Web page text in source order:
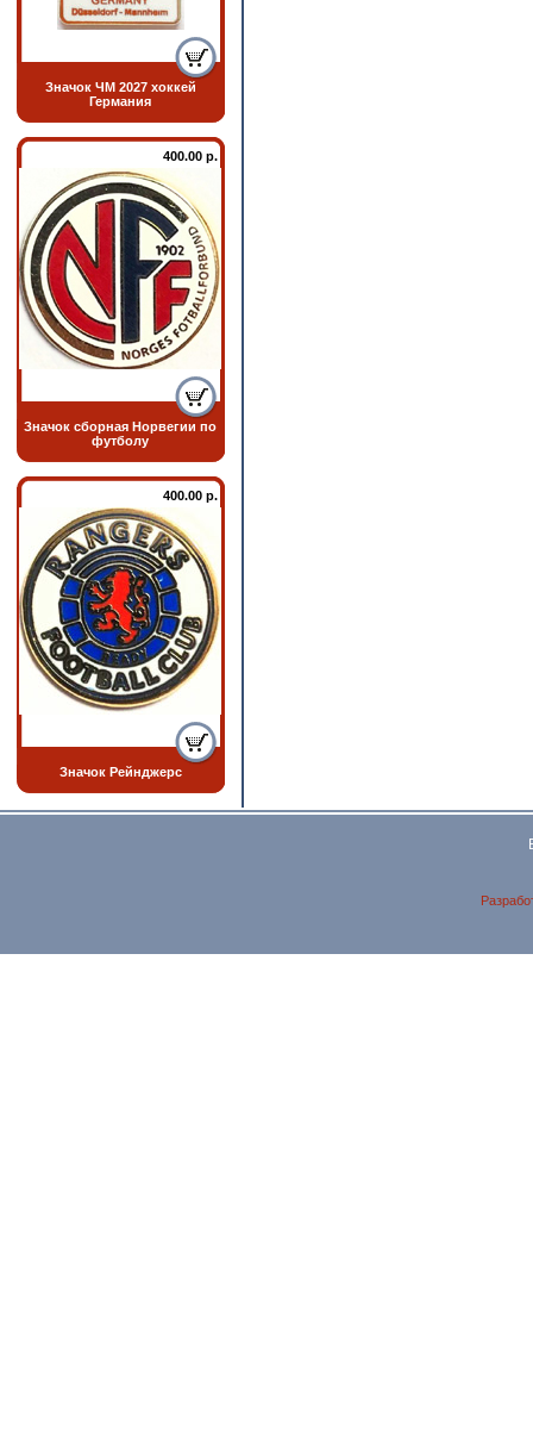
Значок ЧМ 2027 хоккей
Германия
400.00 р.
Значок сборная Норвегии по
футболу
400.00 р.
Значок Рейнджерс